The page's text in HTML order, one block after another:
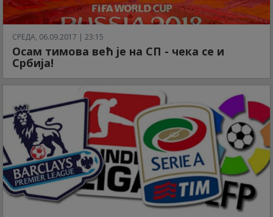
СРЕДА, 06.09.2017 | 23:15
Осам тимова већ је на СП - чека се и
Србија!